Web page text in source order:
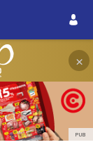
×
PUB